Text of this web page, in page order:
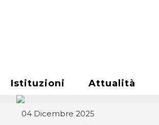
Istituzioni Attualità
04 Dicembre 2025